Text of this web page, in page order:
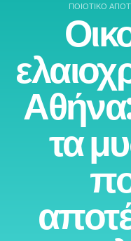
ΠΟΙΟΤΙΚΌ
Αθήνα:
τα